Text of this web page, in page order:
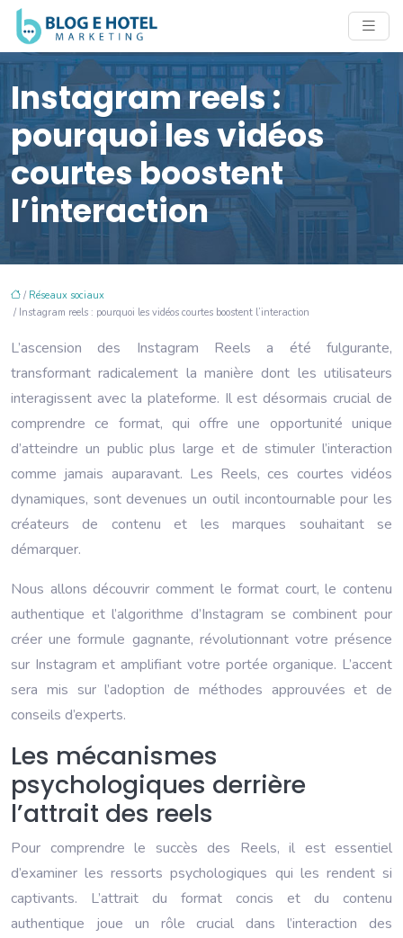
Instagram reels :
pourquoi les vidéos
courtes boostent
l’interaction
/ Réseaux sociaux
/ Instagram reels : pourquoi les vidéos courtes boostent l’interaction
L’ascension des Instagram Reels a été fulgurante,
transformant radicalement la manière dont les utilisateurs
interagissent avec la plateforme. Il est désormais crucial de
comprendre ce format, qui offre une opportunité unique
d’atteindre un public plus large et de stimuler l’interaction
comme jamais auparavant. Les Reels, ces courtes vidéos
dynamiques, sont devenues un outil incontournable pour les
créateurs de contenu et les marques souhaitant se
démarquer.
Nous allons découvrir comment le format court, le contenu
authentique et l’algorithme d’Instagram se combinent pour
créer une formule gagnante, révolutionnant votre présence
sur Instagram et amplifiant votre portée organique. L’accent
sera mis sur l’adoption de méthodes approuvées et de
conseils d’experts.
Les mécanismes
psychologiques derrière
l’attrait des reels
Pour comprendre le succès des Reels, il est essentiel
d’examiner les ressorts psychologiques qui les rendent si
captivants. L’attrait du format concis et du contenu
authentique joue un rôle crucial dans l’interaction des